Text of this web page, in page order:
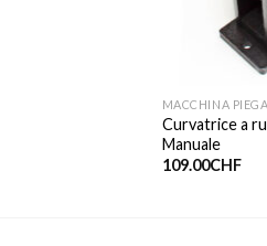
MACCHINA
Curvatrice a
Manuale
109.00CHF